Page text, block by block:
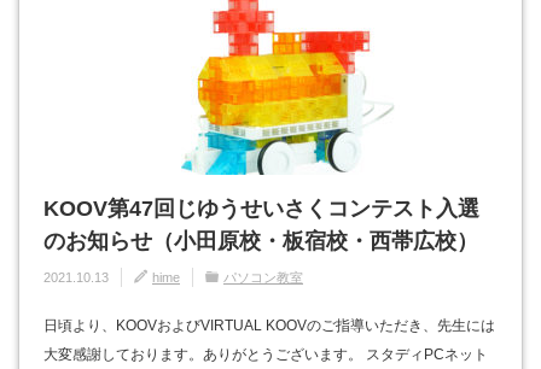
KOOV第47回じゆうせいさくコンテスト入選
のお知らせ（小田原校・板宿校・西帯広校）
2021.10.13 hime パソコン教室
日頃より、KOOVおよびVIRTUAL KOOVのご指導いただき、先生には
大変感謝しております。ありがとうございます。 スタディPCネット